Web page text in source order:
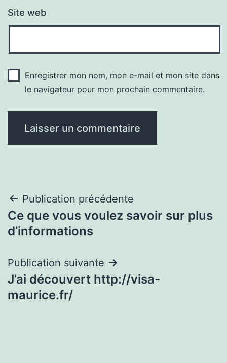
Site web
Enregistrer mon nom, mon e-mail et mon site dans
le navigateur pour mon prochain commentaire.
Navigation
de
Publication précédente
Ce que vous voulez savoir sur plus
d’informations
Publication suivante
J’ai découvert http://visa-
maurice.fr/